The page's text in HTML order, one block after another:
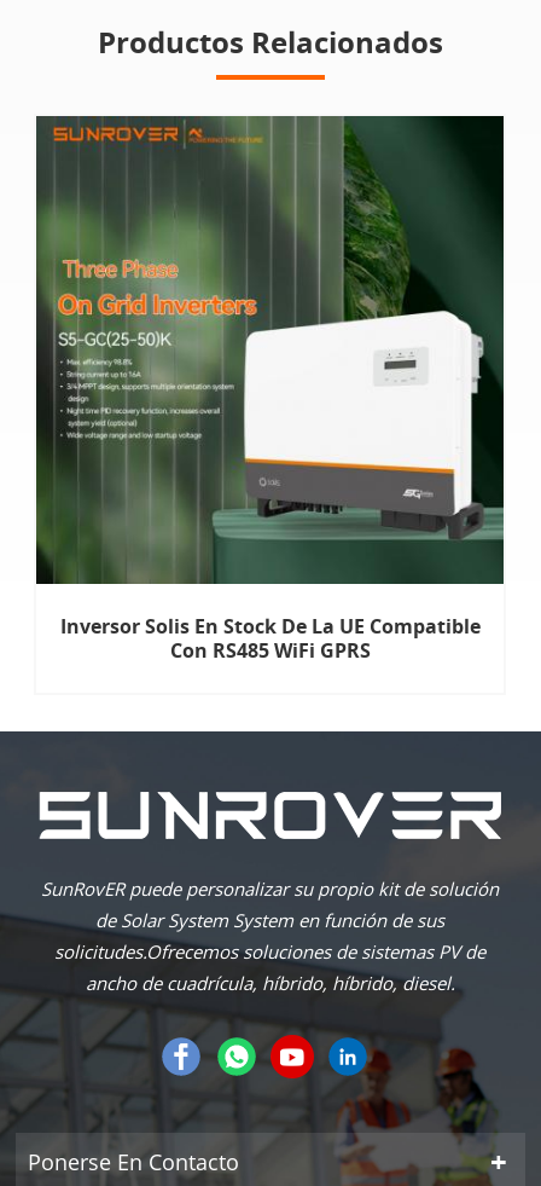
Productos Relacionados
Inversor Solis En Stock De La UE Compatible
Con RS485 WiFi GPRS
SunRovER puede personalizar su propio kit de solución
de Solar System System en función de sus
solicitudes.Ofrecemos soluciones de sistemas PV de
ancho de cuadrícula, híbrido, híbrido, diesel.
Ponerse En Contacto